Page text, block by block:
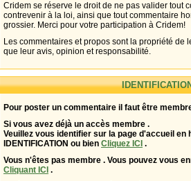
Cridem se réserve le droit de ne pas valider tout
contrevenir à la loi, ainsi que tout commentaire
grossier. Merci pour votre participation à Cridem!
Les commentaires et propos sont la propriété de
que leur avis, opinion et responsabilité.
Pour poster un commentaire il faut être
Si vous avez déjà un accès membre .
Veuillez vous identifier sur la page d'accueil en
IDENTIFICATION ou bien Cliquez ICI .
Vous n'êtes pas membre . Vous pouvez vous
Cliquant ICI .